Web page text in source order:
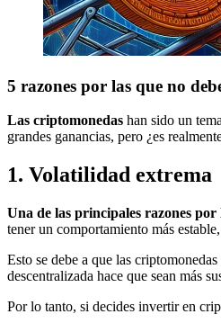
5 razones por las que no
Las criptomonedas han sido un
grandes ganancias, pero ¿es
1. Volatilidad extrema
Una de las principales razones
tener un comportamiento más
Esto se debe a que las
descentralizada hace que sean más
Por lo tanto, si decides invertir en